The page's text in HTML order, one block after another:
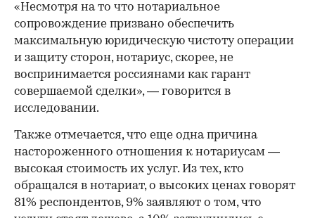
«Несмотря на то что нотариальное
сопровождение призвано обеспечить
максимальную юридическую чистоту операции
и защиту сторон, нотариус, скорее, не
воспринимается россиянами как гарант
совершаемой сделки», — говорится в
исследовании.
Также отмечается, что еще одна причина
настороженного отношения к нотариусам —
высокая стоимость их услуг. Из тех, кто
обращался в нотариат, о высоких ценах говорят
81% респондентов, 9% заявляют о том, что